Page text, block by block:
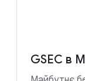
GSEC в